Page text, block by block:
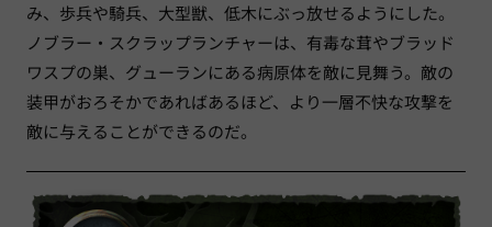
み、歩兵や騎兵、大型獣、低木にぶっ放せるようにした。
ノブラー・スクラップランチャーは、有毒な茸やブラッド
ワスプの巣、グューランにある病原体を敵に見舞う。敵の
装甲がおろそかであればあるほど、より一層不快な攻撃を
敵に与えることができるのだ。